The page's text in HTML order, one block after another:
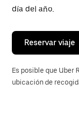
de
escape
cerrar
calendario.
día del año.
Reservar viaje
Es posible que Uber
ubicación de